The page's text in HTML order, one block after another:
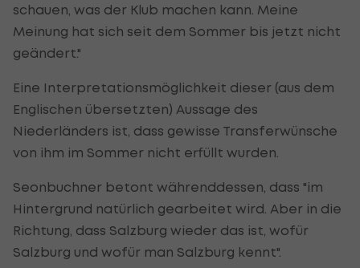
schauen, was der Klub machen kann. Meine
Meinung hat sich seit dem Sommer bis jetzt nicht
geändert."
Eine Interpretationsmöglichkeit dieser (aus dem
Englischen übersetzten) Aussage des
Niederländers ist, dass gewisse Transferwünsche
von ihm im Sommer nicht erfüllt wurden.
Seonbuchner betont währenddessen, dass "im
Hintergrund natürlich gearbeitet wird. Aber in die
Richtung, dass Salzburg wieder das ist, wofür
Salzburg und wofür man Salzburg kennt".